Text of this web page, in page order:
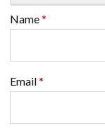
Name*
Email*